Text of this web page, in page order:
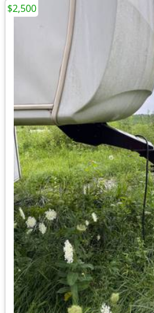
$2,500